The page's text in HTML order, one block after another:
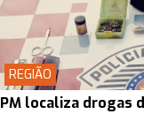
REGIÃO
PM localiza drogas